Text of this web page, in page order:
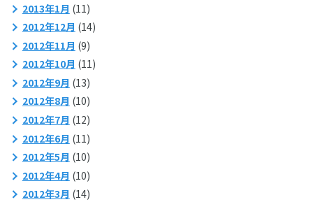
2013年1月 (11)
2012年12月 (14)
2012年11月 (9)
2012年10月 (11)
2012年9月 (13)
2012年8月 (10)
2012年7月 (12)
2012年6月 (11)
2012年5月 (10)
2012年4月 (10)
2012年3月 (14)